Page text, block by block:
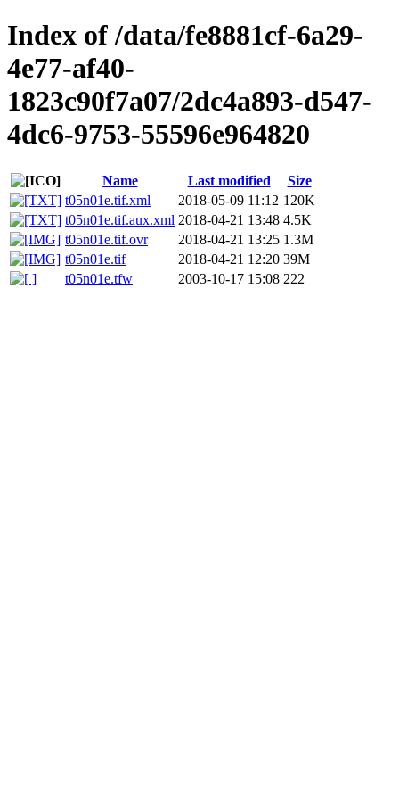
Index of /data/fe8881cf-6a29-
4e77-af40-
1823c90f7a07/2dc4a893-d547-
4dc6-9753-55596e964820
Name Last modified
Size
t05n01e.tif.xml
2018-05-09 11:12 120K
t05n01e.tif.aux.xml 2018-04-21 13:48 4.5K
t05n01e.tif.ovr
2018-04-21 13:25 1.3M
t05n01e.tif
2018-04-21 12:20 39M
t05n01e.tfw
2003-10-17 15:08 222